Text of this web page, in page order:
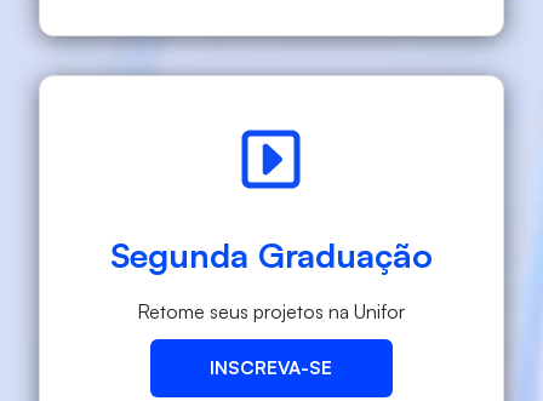
Segunda Graduação
Retome seus projetos na Unifor
INSCREVA-SE